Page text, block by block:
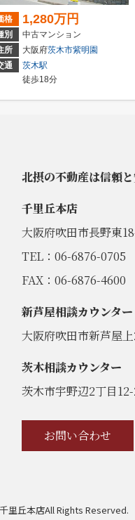
格 1,280万円
別
中古マンション
所
大阪府茨木市紫明園
通
茨木駅
徒歩18分
北摂の不動産は信頼
千里丘本店
大阪府吹田市長野東
TEL：06-6876-0705
FAX：06-6876-4600
新芦屋相談カウンター
大阪府吹田市新芦屋
茨木相談カウンター
茨木市宇野辺2丁目
お問い合わせ
里丘本店All Rights Reserved.